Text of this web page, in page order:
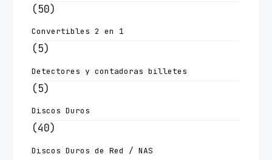
(50)
Convertibles 2 en 1
(5)
Detectores y contadoras billetes
(5)
Discos Duros
(40)
Discos Duros de Red / NAS